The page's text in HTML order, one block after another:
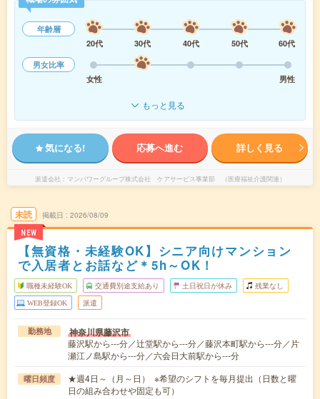
年齢層
20代
30代 40代 50代
60代
男女比率
女性
男性
もっと見る
気になる! 応募へ進む 詳しく見る
派遣会社 マンパワーグループ株式会社 ケアサービス事業部 （医療福祉介護関連）
未読
NEW
掲載日 2026/08/09
【無資格・未経験OK】シニア向けマンション
で入居者とお話など＊5h～OK！
職種未経験OK 交通費別途支給あり 土日祝日が休み 残業なし
WEB登録OK 派遣
勤務地 神奈川県藤沢市
藤沢駅から---分／辻堂駅から---分／藤沢本町駅から---分／片
瀬江ノ島駅から---分／六会日大前駅から---分
曜日頻度
★週4日～（月～日） ※希望のシフトを毎月提出（日数と曜
日の組み合わせや固定も可）